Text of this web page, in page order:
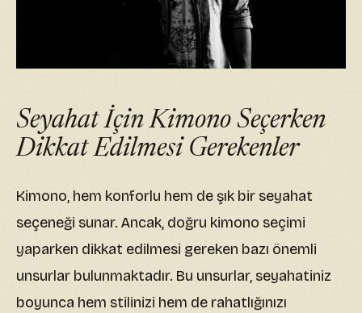
Seyahat İçin Kimono Seçerken
Dikkat Edilmesi Gerekenler
Kimono, hem konforlu hem de şık bir seyahat
seçeneği sunar. Ancak, doğru kimono seçimi
yaparken dikkat edilmesi gereken bazı önemli
unsurlar bulunmaktadır. Bu unsurlar, seyahatiniz
boyunca hem stilinizi hem de rahatlığınızı